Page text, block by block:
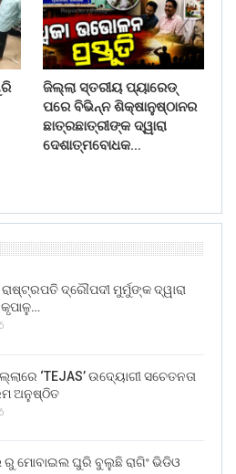
ଜିଲ୍ଲା ସ୍ତରୀୟ ପ୍ୟାରେଡ୍
ପରେ ବିଭିନ୍ନ ଶିକ୍ଷାନୁଷ୍ଠାନର
ଛାତ୍ରଛାତ୍ରୀଙ୍କ ଦ୍ୱାରା
ଦେଶାତ୍ମବୋଧକ…
ଦ୍ରୌପଦୀ ମୁର୍ମୁଙ୍କ ଦ୍ୱାରା
‘TEJAS’ ଉଦ୍ୟୋଗୀ ସଚେତନତା
ଅନୁଷ୍ଠିତ
ମୋବାଇଲ ଘୁରି ବୁଲୁଛି ରାଗିଂ ଭିଡିଓ